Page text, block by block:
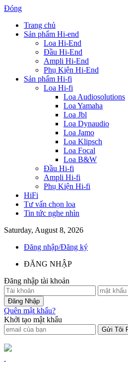
Đóng
Trang chủ
Sản phẩm Hi-end
Loa Hi-End
Đầu Hi-End
Ampli Hi-End
Phụ Kiện Hi-End
Sản phẩm Hi-fi
Loa Hi-fi
Loa Audiosolutions
Loa Yamaha
Loa Jbl
Loa Dynaudio
Loa Jamo
Loa Klipsch
Loa Focal
Loa B&W
Đầu Hi-fi
Ampli Hi-fi
Phụ Kiện Hi-fi
HiFi
Tư vấn chọn loa
Tin tức nghe nhìn
Saturday, August 8, 2026
Đăng nhập/Đăng ký
ĐĂNG NHẬP
Đăng nhập tài khoản
Quên mật khẩu?
Khởi tạo mật khẩu